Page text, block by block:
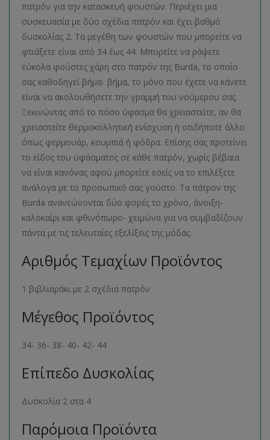
πατρόν για την κατασκευή φουστών. Περιέχει μια
συσκευασία με δύο σχέδια πατρόν και έχει βαθμό
δυσκολίας 2. Τα μεγέθη των φουστών που μπορείτε να
φτιάξετε είναι από 34 έως 44. Μπορείτε να ράψετε
εύκολα φούστες χάρη στο πατρόν της Burda, το οποίο
σας καθοδηγεί βήμα- βήμα, το μόνο που έχετε να κάνετε
είναι να ακολουθήσετε την γραμμή του νούμερου σας.
Ξεκινώντας από το πόσο ύφασμα θα χρειαστείτε, αν θα
χρειαστείτε θερμοκολλητική ενίσχυση ή οτιδήποτε άλλο
όπως φερμουάρ, κουμπιά ή φόδρα. Επίσης σας προτείνει
το είδος του υφάσματος σε κάθε πατρόν, χωρίς βέβαια
να είναι κανόνας αφού μπορείτε εσείς να το επιλέξετε
ανάλογα με το προσωπικό σας γούστο. Τα πάτρον της
Burda ανανεώνονται δύο φορές το χρόνο, άνοιξη-
καλοκαίρι και φθινόπωρο- χειμώνα για να συμβαδίζουν
πάντα με τις τελευταίες εξελίξεις της μόδας.
Αριθμός Τεμαχίων Προϊόντος
1 βιβλιαράκι με 2 σχέδια πατρόν
Μέγεθος Προϊόντος
34- 36- 38- 40- 42- 44
Επίπεδο Δυσκολίας
Δυσκολία 2 στα 4
Παρόμοια Προϊόντα